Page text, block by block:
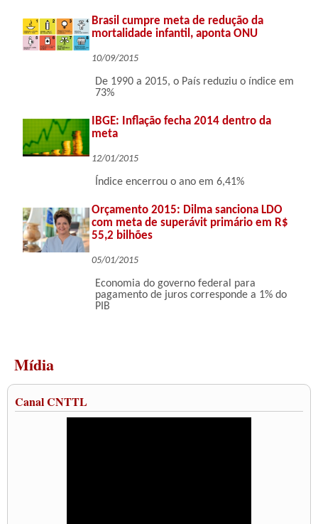
Brasil cumpre meta de redução da
mortalidade infantil, aponta ONU
10/09/2015
De 1990 a 2015, o País reduziu o índice em
73%
IBGE: Inflação fecha 2014 dentro da
meta
12/01/2015
Índice encerrou o ano em 6,41%
Orçamento 2015: Dilma sanciona LDO
com meta de superávit primário em R$
55,2 bilhões
05/01/2015
Economia do governo federal para
pagamento de juros corresponde a 1% do
PIB
Mídia
Canal CNTTL